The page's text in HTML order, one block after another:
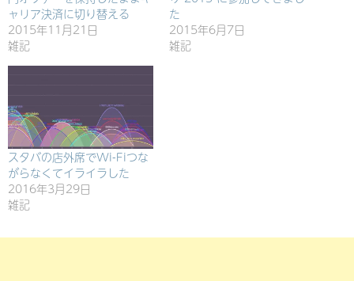
ャリア決済に切り替える
2015年11月21日
雑記
た
2015年6月7日
雑記
スタバの店外席でWi-Fiつな
がらなくてイライラした
2016年3月29日
雑記